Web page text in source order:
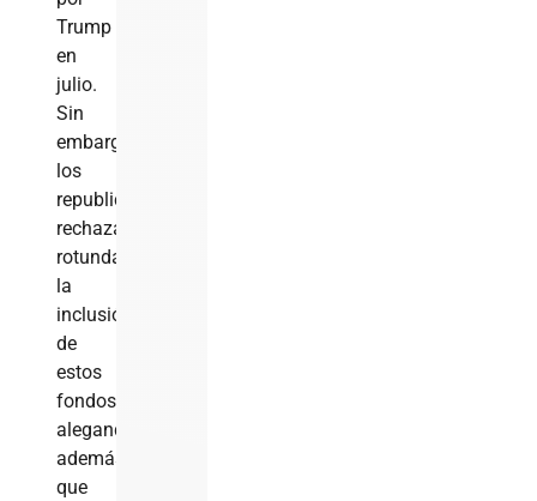
Trump
en
julio.
Sin
embargo,
los
republicanos
rechazan
rotundamente
la
inclusión
de
estos
fondos,
alegando,
además,
que